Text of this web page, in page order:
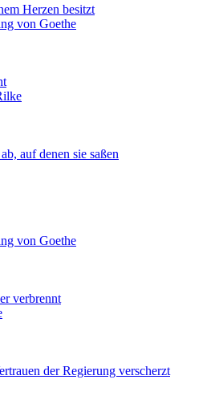
Herzen besitzt
von Goethe
auf denen sie saßen
von Goethe
verbrennt
der Regierung verscherzt